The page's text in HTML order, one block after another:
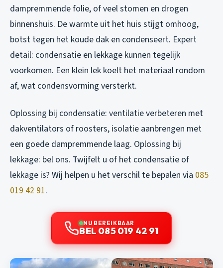
dampremmende folie, of veel stomen en drogen
binnenshuis. De warmte uit het huis stijgt omhoog,
botst tegen het koude dak en condenseert. Expert
detail: condensatie en lekkage kunnen tegelijk
voorkomen. Een klein lek koelt het materiaal rondom
af, wat condensvorming versterkt.
Oplossing bij condensatie: ventilatie verbeteren met
dakventilators of roosters, isolatie aanbrengen met
een goede dampremmende laag. Oplossing bij
lekkage: bel ons. Twijfelt u of het condensatie of
lekkage is? Wij helpen u het verschil te bepalen via 085
019 42 91.
NU BEREIKBAAR
BEL 085 019 42 91